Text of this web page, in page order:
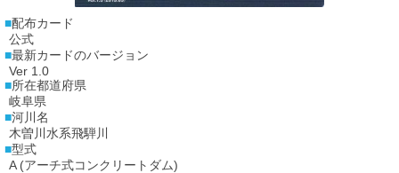
配布カード
公式
最新カードのバージョン
Ver 1.0
所在都道府県
岐阜県
河川名
木曽川水系飛騨川
型式
A (アーチ式コンクリートダム)